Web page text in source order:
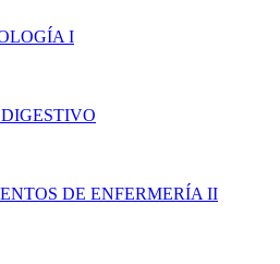
I
DE ENFERMERÍA II